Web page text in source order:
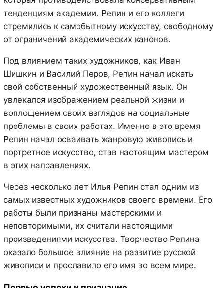
тенденциям академии. Репин и его коллеги
стремились к самобытному искусству, свободному
от ограничений академических канонов.
Под влиянием таких художников, как Иван
Шишкин и Василий Перов, Репин начал искать
свой собственный художественный язык. Он
увлекался изображением реальной жизни и
воплощением своих взглядов на социальные
проблемы в своих работах. Именно в это время
Репин начал осваивать жанровую живопись и
портретное искусство, став настоящим мастером
в этих направлениях.
Через несколько лет Илья Репин стал одним из
самых известных художников своего времени. Его
работы были признаны мастерскими и
неповторимыми, их считали настоящими
произведениями искусства. Творчество Репина
оказало большое влияние на развитие русской
живописи и прославило его имя во всем мире.